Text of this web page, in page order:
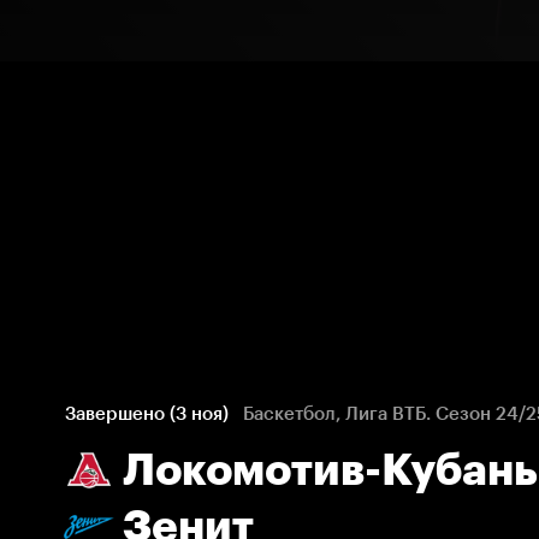
Завершено (3 ноя) Баскетбол, Лига ВТБ. Сезон 24/
Локомотив-Кубань
Зенит